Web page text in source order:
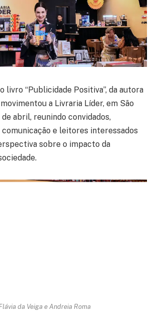
livro “Publicidade Positiva”, da autora
a Livraria Líder, em São
de abril, reunindo convidados,
comunicação e leitores interessados
sobre o impacto da
da Veiga e Andreia Roma